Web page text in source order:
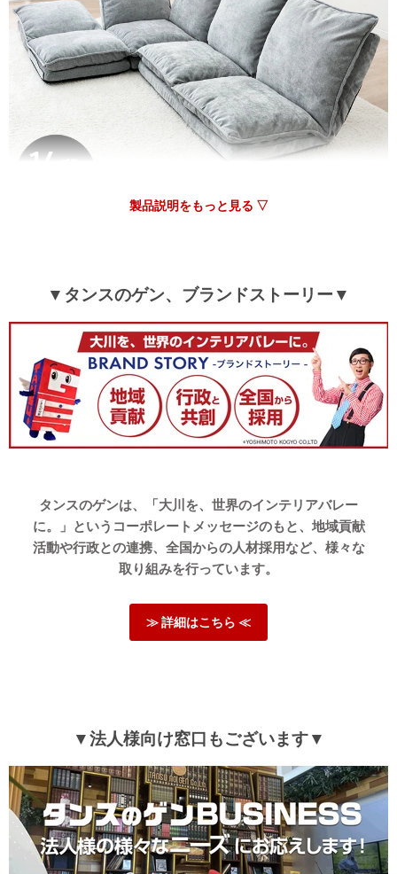
［4点セット・Bタイプ］ハイバック ローソファ 14段階リクラ
イニング ファブリック生地 ローソファ 座椅子〔15210201〕
11/19/2025
こたつに合うローソファを探していたところ、この商品を見つ
けました。まずは大きさが我が家の狭い部屋にちょうどよく、
よくできます。購入してよかったです。1つ希望を言えば洗濯
この度は、タンスのゲンをご利用いただき誠にありがとう
ございます。
ローソファの使用感に満足していただけたご様子で安心い
たしました。購入いただいた商品がお客様の生活の助けに
なりますと幸いです。
また、洗えるカバーについてご要望をお寄せいただき、あ
りがとうございます。担当部署に報告し、今後の商品開発
に繋げてまいります。これからもお客様にご支持いただけ
るような商品づくりに努めてまいりますので、またのご利
09/07/2025
とても気に入っています。
グレーやベージュ系は飽きていたので青にしました。落ち着い
ございます。
当商品のデザインにご満足いただけたようで大変うれしく
思っております。
ご愛用いただけましたら幸いです。
またのご利用、心よりお待ちしております。
製品説明をもっと見る ▽
▼タンスのゲン、ブランドストーリー▼
タンスのゲンは、「大川を、世界のインテリアバレー
に。」というコーポレートメッセージのもと、地域貢献
活動や行政との連携、全国からの人材採用など、様々な
取り組みを行っています。
≫ 詳細はこちら ≪
▼法人様向け窓口もございます▼